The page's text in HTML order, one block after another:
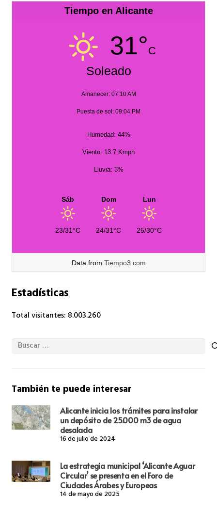
Tiempo en Alicante
31°C
Soleado
Amanecer: 07:10 AM
Puesta de sol: 09:04 PM
Humedad: 44%
Viento: 13.7 Kmph
Lluvia: 3%
Sáb
23/31°C
Dom
24/31°C
Lun
25/30°C
Data from Tiempo3.com
Estadísticas
Total visitantes: 8.003.260
Buscar:
También te puede interesar
Alicante inicia los trámites para instalar
un depósito de 25.000 m3 de agua
desalada
16 de julio de 2024
La estrategia municipal ‘Alicante Aguar
Circular’ se presenta en el Foro de
Ciudades Árabes y Europeas
14 de mayo de 2025